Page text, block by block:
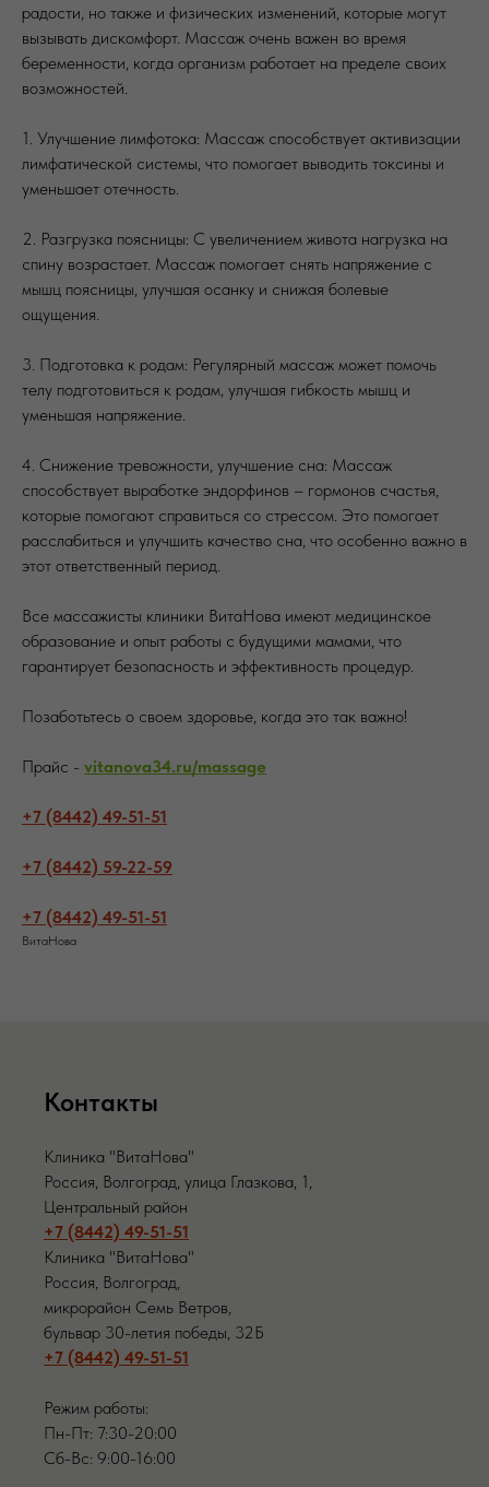
радости, но также и физических изменений, которые могут
вызывать дискомфорт. Массаж очень важен во время
беременности, когда организм работает на пределе своих
возможностей.
1. Улучшение лимфотока: Массаж способствует активизации
лимфатической системы, что помогает выводить токсины и
уменьшает отечность.
2. Разгрузка поясницы: С увеличением живота нагрузка на
спину возрастает. Массаж помогает снять напряжение с
мышц поясницы, улучшая осанку и снижая болевые
ощущения.
3. Подготовка к родам: Регулярный массаж может помочь
телу подготовиться к родам, улучшая гибкость мышц и
уменьшая напряжение.
4. Снижение тревожности, улучшение сна: Массаж
способствует выработке эндорфинов – гормонов счастья,
которые помогают справиться со стрессом. Это помогает
расслабиться и улучшить качество сна, что особенно важно в
этот ответственный период.
Все массажисты клиники ВитаНова имеют медицинское
образование и опыт работы с будущими мамами, что
гарантирует безопасность и эффективность процедур.
Позаботьтесь о своем здоровье, когда это так важно!
Прайс - vitanova34.ru/massage
+7 (8442) 49-51-51
+7 (8442) 59-22-59
+7 (8442) 49-51-51
ВитаНова
Контакты
Клиника "ВитаНова"
Россия, Волгоград, улица Глазкова, 1,
Центральный район
+7 (8442) 49-51-51
Клиника "ВитаНова"
Россия, Волгоград,
микрорайон Семь Ветров,
бульвар 30-летия победы, 32Б
+7 (8442) 49-51-51
Режим работы:
Пн-Пт: 7:30-20:00
Сб-Вс: 9:00-16:00